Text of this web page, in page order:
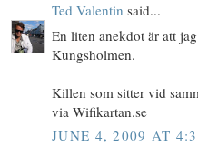
Ted Valentin said...
En liten anekdot är att
Kungsholmen.
Killen som sitter vid
via Wifikartan.se
JUNE 4, 2009 AT